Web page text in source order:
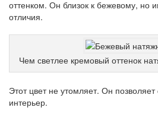
оттенком. Он близок к бежевому, но
отличия.
Чем светлее кремовый оттенок
Этот цвет не утомляет. Он
интерьер.